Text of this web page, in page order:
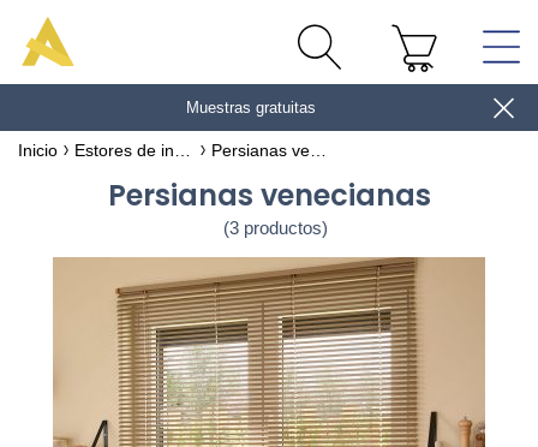
Muestras gratuitas
Inicio
Persianas venecianas
(3 productos)